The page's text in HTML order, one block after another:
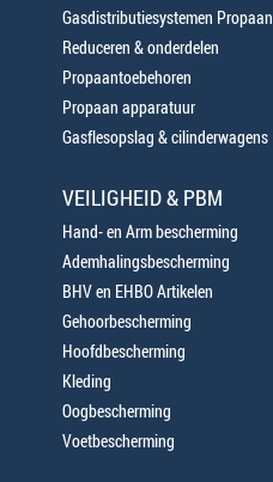
Gasdistributiesystemen Propaan
Reduceren & onderdelen
Propaantoebehoren
Propaan apparatuur
Gasflesopslag & cilinderwagens
VEILIGHEID & PBM
Hand- en Arm bescherming
Ademhalingsbescherming
BHV en EHBO Artikelen
Gehoorbescherming
Hoofdbescherming
Kleding
Oogbescherming
Voetbescherming